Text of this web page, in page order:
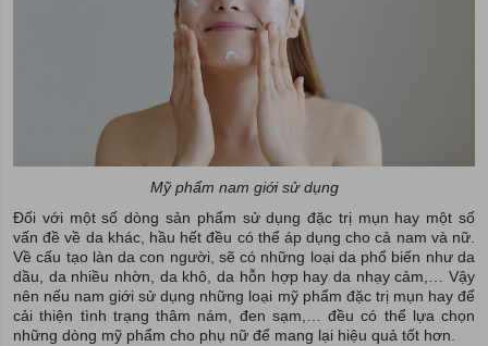
Mỹ phẩm nam giới sử dụng
Đối với một số dòng sản phẩm sử dụng đặc trị mụn hay một số
vấn đề về da khác, hầu hết đều có thể áp dụng cho cả nam và nữ.
Về cấu tạo làn da con người, sẽ có những loại da phổ biến như da
dầu, da nhiều nhờn, da khô, da hỗn hợp hay da nhạy cảm,… Vậy
nên nếu nam giới sử dụng những loại mỹ phẩm đặc trị mụn hay để
cải thiện tình trạng thâm nám, đen sạm,… đều có thể lựa chọn
những dòng mỹ phẩm cho phụ nữ để mang lại hiệu quả tốt hơn.